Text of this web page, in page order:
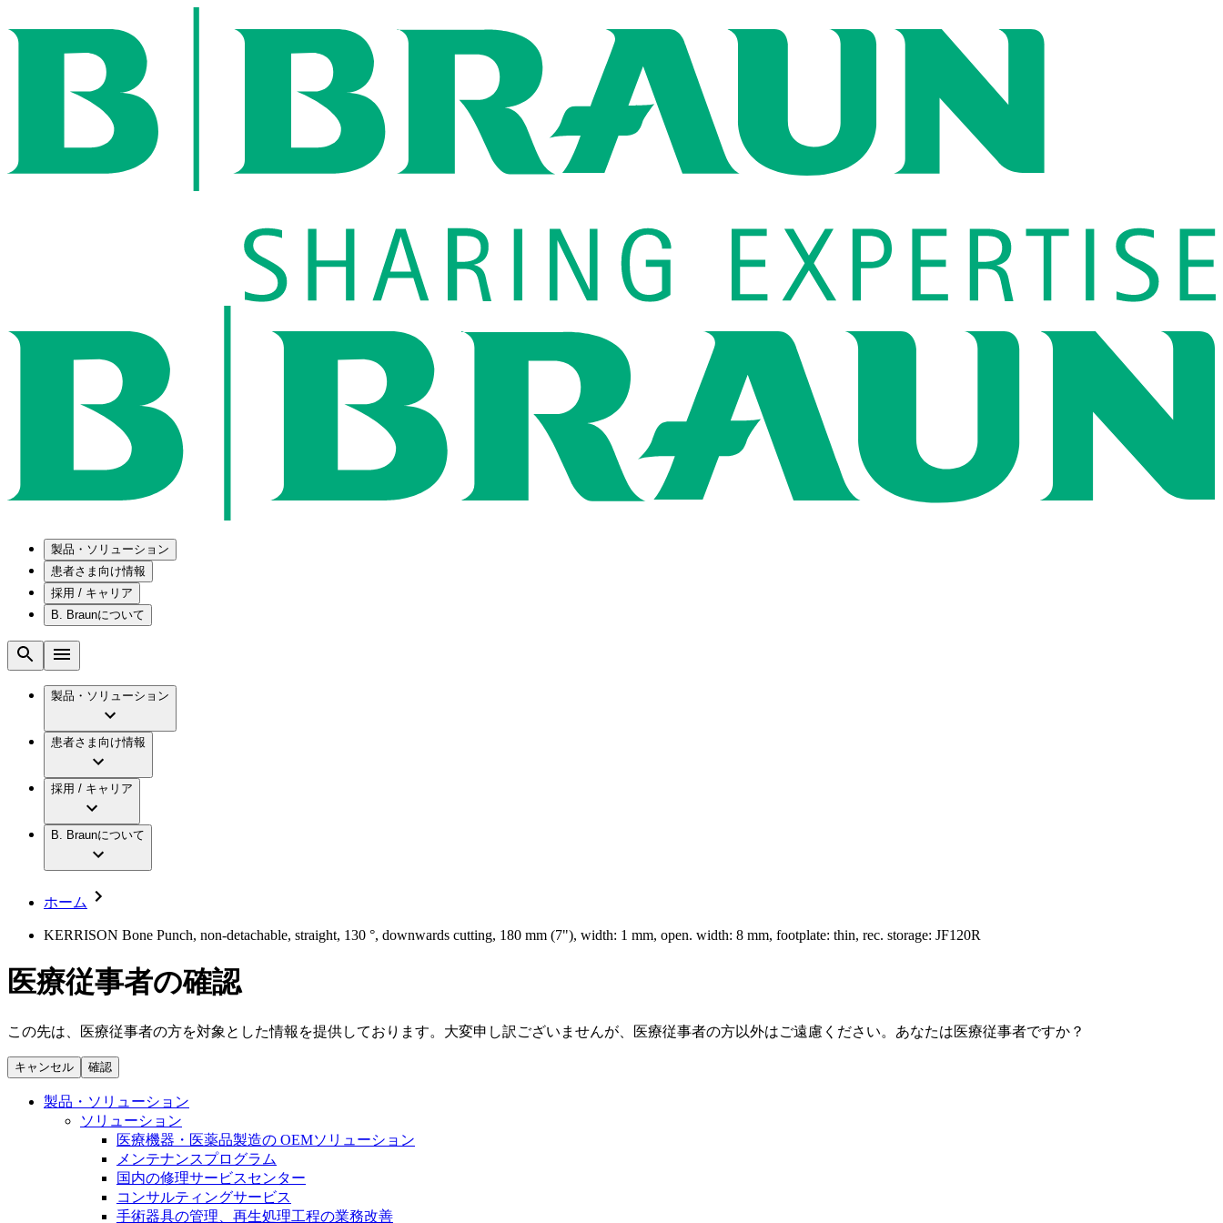
製品・ソリューション
ソリューション
国内の修理サービスセンター
コンサルティングサービス
製品・診療領域
コンチネンスケア
輸液療法
脳神経外科
手術用鋼製器具と滅菌コンテナーシステム
パワーシステム
縫合糸 / 皮膚用接着剤
血管内塞栓術
ソリューション
患者さま向け情報
腰椎椎間板ヘルニアについて
水頭症について
慢性創傷の治癒
アクトリーン ハイライト カテ
アクトリーン ハイライト セット
疾患・症状
採用 / キャリア
ビー・ブラウンエースクラップ株式会社の採用情報
グローバル（B. Braunグループ）の採用情報
グローバル（B. Braunグループ）の会社概要
キャリア（B. Braunで働くということ）
グローバルの社員ストーリー
採用情報
B. Braunについて
ビジョンとバリュー
ブランド
エースクラップアカデミー
私たちの責任
サステナビリティ
お問合せフォーム
取材・撮影のお申込み
ニューススペース
会社
私たちの責任
製品・ソリューション
患者さま向け情報
採用 / キャリア
B. Braunについて
ホーム
KERRISON Bone Punch, non-detachable, straight, 130 °, downwards cutting, 180 mm (7"), width: 1 mm, open. width: 8 mm, footplate: thin, rec. storage: JF120R
医療従事者の確認
この先は、医療従事者の方を対象とした情報を提供しております。大変申し訳ございませんが、医療従事者の方以外はご遠慮ください。あなたは医療従事者ですか？
キャンセル 確認
製品・ソリューション
ソリューション
医療機器・医薬品製造の OEMソリューション
メンテナンスプログラム
国内の修理サービスセンター
コンサルティングサービス
手術器具の管理、再生処理工程の業務改善